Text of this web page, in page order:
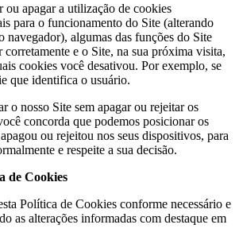
ou apagar a utilização de cookies
para o funcionamento do Site (alterando
navegador), algumas das funções do Site
e o Site, na sua próxima visita,
cookies você desativou. Por exemplo, se
que identifica o usuário.
o nosso Site sem apagar ou rejeitar os
concorda que podemos posicionar os
ou rejeitou nos seus dispositivos, para
e respeite a sua decisão.
de Cookies
Política de Cookies conforme necessário e
as alterações informadas com destaque em